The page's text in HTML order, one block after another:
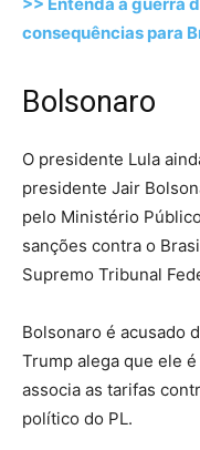
consequências para
Bolsonaro
O presidente Lula
presidente Jair
pelo Ministério
sanções contra o
Supremo Tribunal
Bolsonaro é acusado
Trump alega que ele
associa as tarifas
político do PL.